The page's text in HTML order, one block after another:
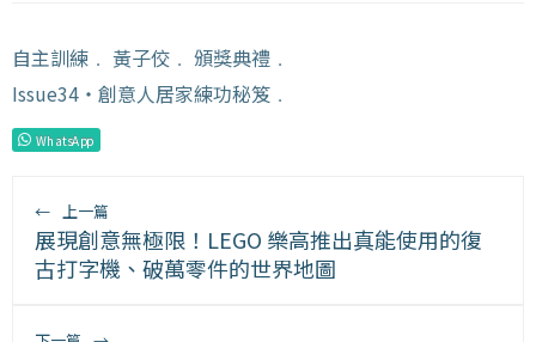
自主訓練 ﹒ 黃子佼 ﹒ 頒獎典禮 ﹒
Issue34・創意人居家練功秘笈 ﹒
WhatsApp
← 上一篇
展現創意無極限！LEGO 樂高推出真能使用的復
古打字機、破萬零件的世界地圖